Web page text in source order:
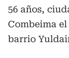
56 años,
Combeima
barrio